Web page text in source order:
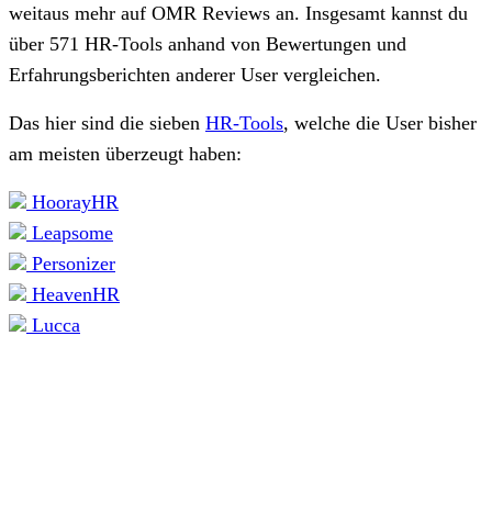
weitaus mehr auf OMR Reviews an. Insgesamt kannst du
über 571 HR-Tools anhand von Bewertungen und
Erfahrungsberichten anderer User vergleichen.
Das hier sind die sieben HR-Tools, welche die User bisher
am meisten überzeugt haben:
HoorayHR
Leapsome
Personizer
HeavenHR
Lucca